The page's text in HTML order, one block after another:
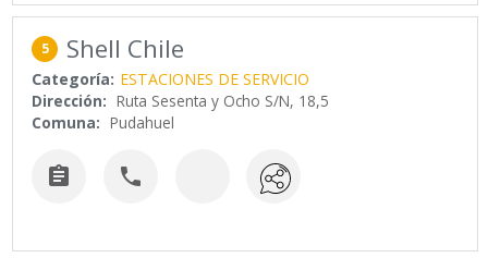
5 Shell Chile
Categoría: ESTACIONES DE SERVICIO
Dirección: Ruta Sesenta y Ocho S/N, 18,5
Comuna: Pudahuel
 